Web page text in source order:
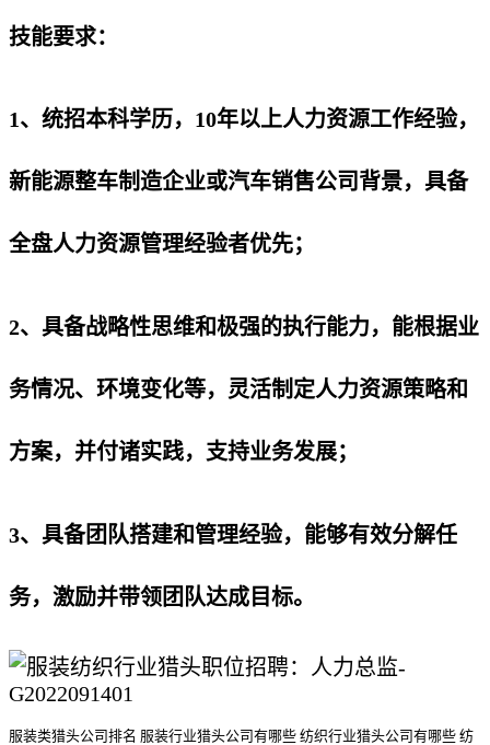
技能要求：
1、统招本科学历，10年以上人力资源工作经验，
新能源整车制造企业或汽车销售公司背景，具备
全盘人力资源管理经验者优先；
2、具备战略性思维和极强的执行能力，能根据业
务情况、环境变化等，灵活制定人力资源策略和
方案，并付诸实践，支持业务发展；
3、具备团队搭建和管理经验，能够有效分解任
务，激励并带领团队达成目标。
服装类猎头公司排名 服装行业猎头公司有哪些 纺织行业猎头公司有哪些 纺